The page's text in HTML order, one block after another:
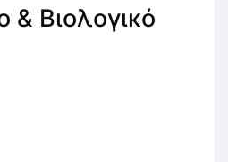
& Βιολογικό